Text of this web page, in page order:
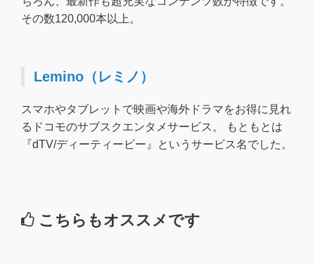
その数120,000本以上。
Lemino（レミノ）
スマホやタブレットで映画や海外ドラマをお得に見れ
るドコモのサブスクエンタメサービス。 もともとは
『dTV/ディーティービー』というサービス名でした。
こちらもオススメです